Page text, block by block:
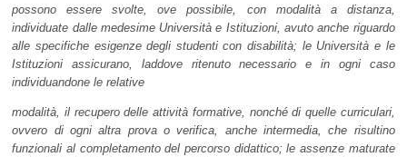
possono essere svolte, ove possibile, con modalità a distanza,
individuate dalle medesime Università e Istituzioni, avuto anche riguardo
alle specifiche esigenze degli studenti con disabilità; le Università e le
Istituzioni assicurano, laddove ritenuto necessario e in ogni caso
individuandone le relative
modalità, il recupero delle attività formative, nonché di quelle curriculari,
ovvero di ogni altra prova o verifica, anche intermedia, che risultino
funzionali al completamento del percorso didattico; le assenze maturate